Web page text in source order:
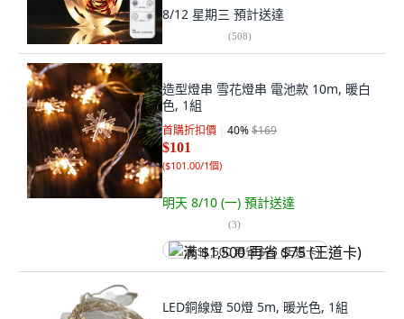
8/12 星期三 預計送達
(508)
造型燈串 雪花燈串 電池款 10m, 暖白
色, 1組
首購折扣價 40%$169
$101
($101.00/1個)
明天 8/10 (一) 預計送達
(3)
满 $1,500 再省 $75 (王道卡)
LED銅線燈 50燈 5m, 暖光色, 1組